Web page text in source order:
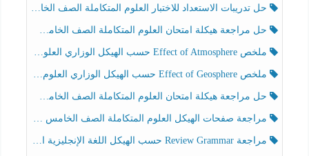
حل تدريبات الاستعداد للاختبار العلوم المتكاملة الصف الخامس عام الفصل الثالث
حل مراجعة هيكلة امتحان العلوم المتكاملة الصف الخامس انسبير الفصل الثالث
ملخص Effect of Atmosphere حسب الهيكل الوزاري العلوم المتكاملة الصف الخامس انسبير الفصل الثالث
ملخص Effect of Geosphere حسب الهيكل الوزاري العلوم المتكاملة الصف الخامس انسبير الفصل الثالث
حل مراجعة هيكلة امتحان العلوم المتكاملة الصف الخامس عام الفصل الثالث
مراجعة صفحات الهيكل العلوم المتكاملة الصف الخامس انسبير الفصل الثالث
مراجعة Review Grammar حسب الهيكل اللغة الإنجليزية الصف الخامس الفصل الثالث